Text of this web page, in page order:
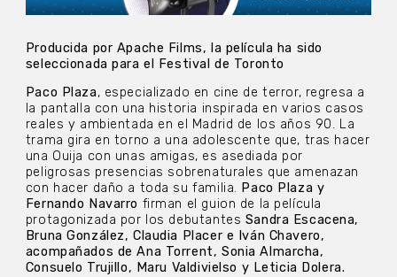
Producida por Apache Films, la película ha sido
seleccionada para el Festival de Toronto
Paco Plaza, especializado en cine de terror, regresa a
la pantalla con una historia inspirada en varios casos
reales y ambientada en el Madrid de los años 90. La
trama gira en torno a una adolescente que, tras hacer
una Ouija con unas amigas, es asediada por
peligrosas presencias sobrenaturales que amenazan
con hacer daño a toda su familia. Paco Plaza y
Fernando Navarro firman el guion de la película
protagonizada por los debutantes Sandra Escacena,
Bruna González, Claudia Placer e Iván Chavero,
acompañados de Ana Torrent, Sonia Almarcha,
Consuelo Trujillo, Maru Valdivielso y Leticia Dolera.